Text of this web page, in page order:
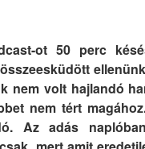
ot 50 perc
nem volt hajlandó
nem tért
Az adás